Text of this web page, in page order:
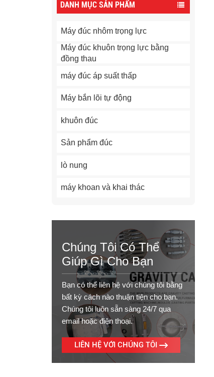
DANH MỤC SẢN PHẨM
Máy đúc nhôm trọng lực
Máy đúc khuôn trọng lực bằng
đồng thau
máy đúc áp suất thấp
Máy bắn lõi tự động
khuôn đúc
Sản phẩm đúc
lò nung
máy khoan và khai thác
Chúng Tôi Có Thể
Giúp Gì Cho Bạn
Bạn có thể liên hệ với chúng tôi bằng
bất kỳ cách nào thuận tiện cho bạn.
Chúng tôi luôn sẵn sàng 24/7 qua
email hoặc điện thoại.
LIÊN HỆ VỚI CHÚNG TÔI